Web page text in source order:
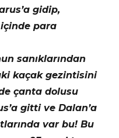
gidip,
para
sanıklarından
kaçak gezintisini
çanta dolusu
gitti ve Dalan’a
var bu! Bu